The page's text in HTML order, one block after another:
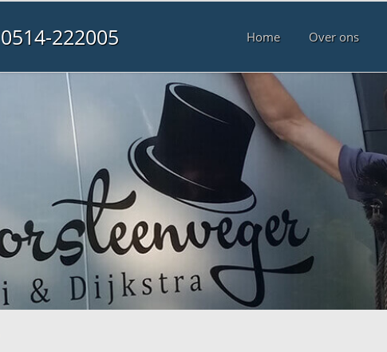
0514-222005 Home Over ons